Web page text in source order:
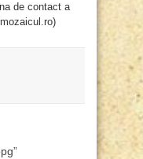
de contact a